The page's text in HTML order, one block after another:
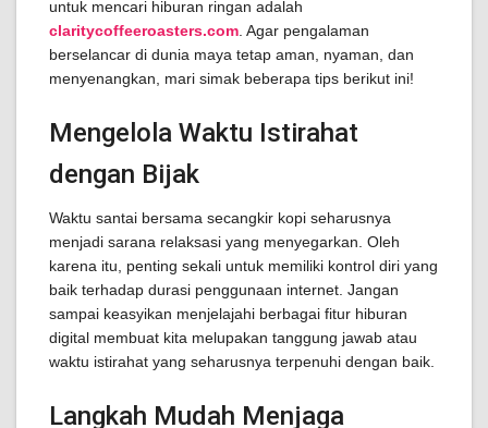
untuk mencari hiburan ringan adalah
claritycoffeeroasters.com . Agar pengalaman
berselancar di dunia maya tetap aman, nyaman, dan
menyenangkan, mari simak beberapa tips berikut ini!
Mengelola Waktu Istirahat
dengan Bijak
Waktu santai bersama secangkir kopi seharusnya
menjadi sarana relaksasi yang menyegarkan. Oleh
karena itu, penting sekali untuk memiliki kontrol diri yang
baik terhadap durasi penggunaan internet. Jangan
sampai keasyikan menjelajahi berbagai fitur hiburan
digital membuat kita melupakan tanggung jawab atau
waktu istirahat yang seharusnya terpenuhi dengan baik.
Langkah Mudah Menjaga